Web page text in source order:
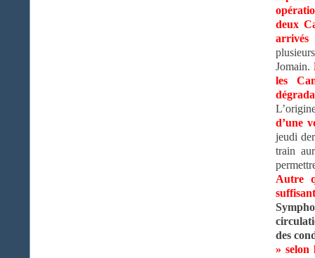
deux
arrivés
Jomain.
les
d’une
jeudi
train
Autre
des
» selon